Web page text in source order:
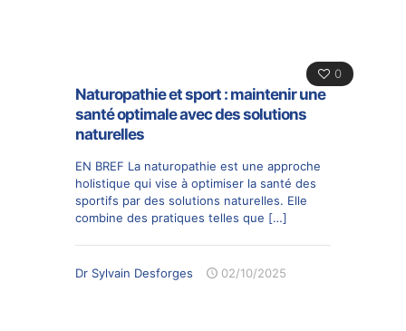
0
Naturopathie et sport : maintenir une
santé optimale avec des solutions
naturelles
EN BREF La naturopathie est une approche
holistique qui vise à optimiser la santé des
sportifs par des solutions naturelles. Elle
combine des pratiques telles que […]
Dr Sylvain Desforges 02/10/2025